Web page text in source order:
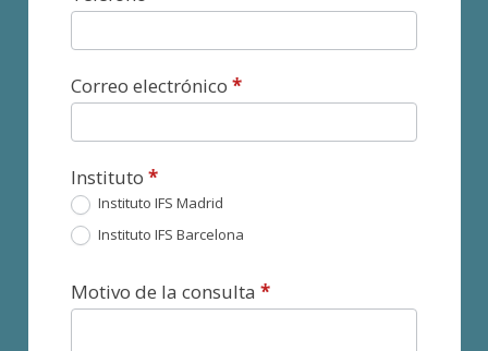
Correo electrónico*
Instituto*
Instituto IFS Madrid
Instituto IFS Barcelona
Motivo de la consulta*